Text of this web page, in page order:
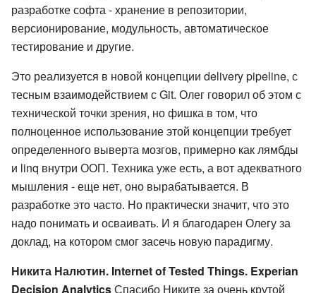
разработке софта - хранение в репозитории,
версионирование, модульность, автоматическое
тестирование и другие.
Это реализуется в новой концепции delivery pipeline, с
тесным взаимодействием с Git. Олег говорил об этом с
технической точки зрения, но фишка в том, что
полноценное использование этой концепции требует
определенного выверта мозгов, примерно как лямбды
и linq внутри ООП. Техника уже есть, а вот адекватного
мышления - еще нет, оно вырабатывается. В
разработке это часто. Но практически значит, что это
надо понимать и осваивать. И я благодарен Олегу за
доклад, на котором смог засечь новую парадигму.
Никита Налютин. Internet of Tested Things. Experian
Decision AnalyticsСпасибо Никите за очень крутой